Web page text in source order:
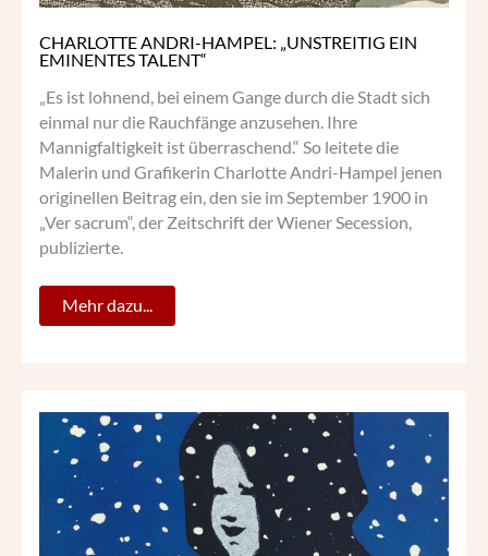
CHARLOTTE ANDRI-HAMPEL: „UNSTREITIG EIN
EMINENTES TALENT“
„Es ist lohnend, bei einem Gange durch die Stadt sich
einmal nur die Rauchfänge anzusehen. Ihre
Mannigfaltigkeit ist überraschend.“ So leitete die
Malerin und Grafikerin Charlotte Andri-Hampel jenen
originellen Beitrag ein, den sie im September 1900 in
„Ver sacrum“, der Zeitschrift der Wiener Secession,
publizierte.
Mehr dazu...
EMMA
SCHLANGENHAUSEN
UND
„DIE
FLÄCHE“